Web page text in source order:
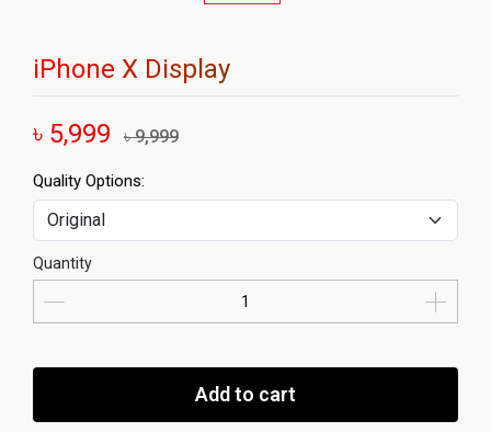
iPhone X Display
৳ 5,999 ৳ 9,999
Quality Options:
Quantity
Add to cart